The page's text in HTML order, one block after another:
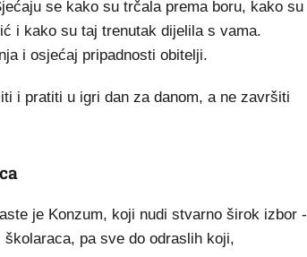
se kako su trčala prema boru, kako su
i kako su taj trenutak dijelila s vama.
i osjećaj pripadnosti obitelji.
i pratiti u igri dan za danom, a ne završiti
je Konzum, koji nudi stvarno širok izbor -
pa sve do odraslih koji,